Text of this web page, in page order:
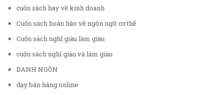
cuốn sách hay về kinh doanh
Cuốn sách hoàn hảo về ngôn ngữ cơ thể
Cuốn sách nghĩ giàu làm giàu
cuốn sách nghĩ giàu và làm giàu
DANH NGÔN
dạy bán hàng online